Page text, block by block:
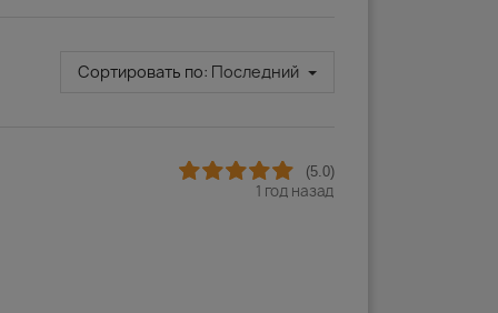
Сортировать по: Последний
(5.0)
1 год назад